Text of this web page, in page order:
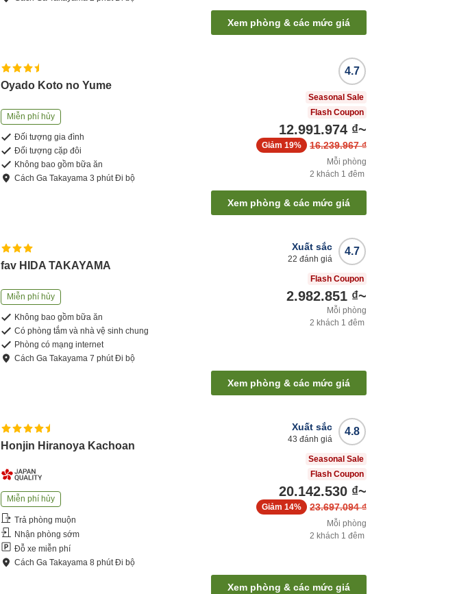
Xem phòng & các mức giá
Oyado Koto no Yume
Miễn phí hủy
Đối tượng gia đình
Đối tượng cặp đôi
Không bao gồm bữa ăn
CáchGa Takayama3 phútĐi bộ
4.7
Seasonal Sale
Flash Coupon
12.991.974 ₫~
16.239.967 ₫
Giảm 19%
Mỗi phòng
2 khách 1 đêm
Xem phòng & các mức giá
fav HIDA TAKAYAMA
Miễn phí hủy
Không bao gồm bữa ăn
Có phòng tắm và nhà vệ sinh chung
Phòng có mạng internet
CáchGa Takayama7 phútĐi bộ
4.7
Xuất sắc
22 đánh giá
Flash Coupon
2.982.851 ₫~
Mỗi phòng
2 khách 1 đêm
Xem phòng & các mức giá
Honjin Hiranoya Kachoan
Miễn phí hủy
Trả phòng muộn
Nhận phòng sớm
Đỗ xe miễn phí
CáchGa Takayama8 phútĐi bộ
4.8
Xuất sắc
43 đánh giá
Seasonal Sale
Flash Coupon
20.142.530 ₫~
23.697.094 ₫
Giảm 14%
Mỗi phòng
2 khách 1 đêm
Xem phòng & các mức giá